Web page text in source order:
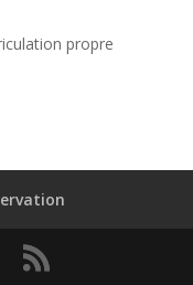
propre